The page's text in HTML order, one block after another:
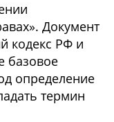
Документ
кодекс РФ и
базовое
определение
термин